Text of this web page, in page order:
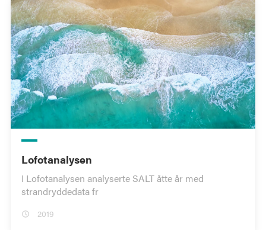
Lofotanalysen
I Lofotanalysen analyserte SALT åtte år med
strandryddedata fr
2019